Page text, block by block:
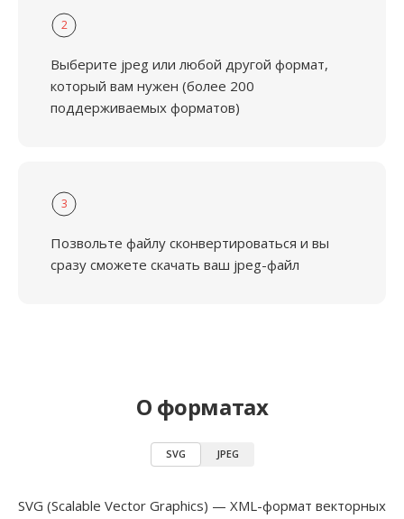
2
Выберите jpeg или любой другой формат,
который вам нужен (более 200
поддерживаемых форматов)
3
Позвольте файлу сконвертироваться и вы
сразу сможете скачать ваш jpeg-файл
О форматах
SVG JPEG
SVG (Scalable Vector Graphics) — XML-формат векторных